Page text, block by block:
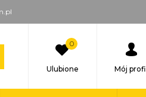
0
Ulubione Mój profil